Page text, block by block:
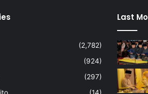
(2,782)
(924)
(297)
Last